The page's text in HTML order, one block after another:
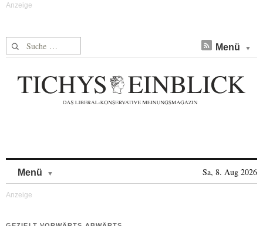
Suche nach: Menü
Menü Sa, 8. Aug 2026